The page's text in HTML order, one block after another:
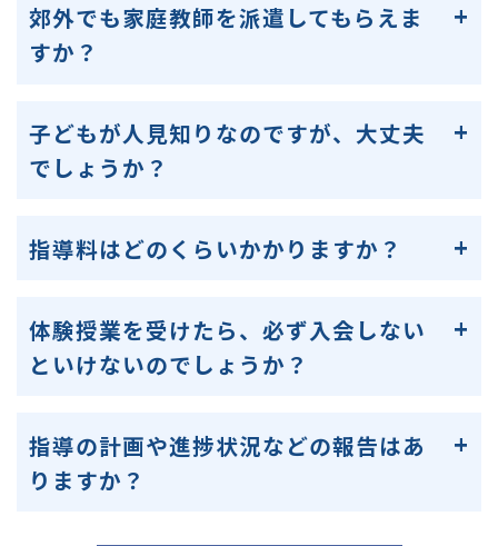
郊外でも家庭教師を派遣してもらえま
すか？
子どもが人見知りなのですが、大丈夫
でしょうか？
指導料はどのくらいかかりますか？
体験授業を受けたら、必ず入会しない
といけないのでしょうか？
指導の計画や進捗状況などの報告はあ
りますか？